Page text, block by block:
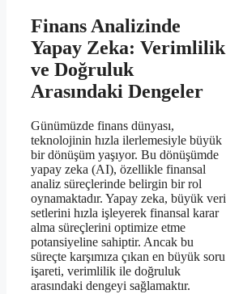
Finans Analizinde
Yapay Zeka: Verimlilik
ve Doğruluk
Arasındaki Dengeler
Günümüzde finans dünyası,
teknolojinin hızla ilerlemesiyle büyük
bir dönüşüm yaşıyor. Bu dönüşümde
yapay zeka (AI), özellikle finansal
analiz süreçlerinde belirgin bir rol
oynamaktadır. Yapay zeka, büyük veri
setlerini hızla işleyerek finansal karar
alma süreçlerini optimize etme
potansiyeline sahiptir. Ancak bu
süreçte karşımıza çıkan en büyük soru
işareti, verimlilik ile doğruluk
arasındaki dengeyi sağlamaktır.